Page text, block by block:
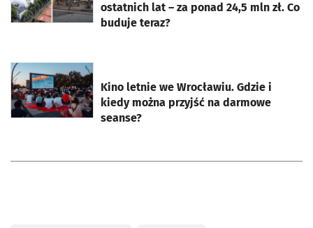
ostatnich lat – za ponad 24,5 mln zł. Co
buduje teraz?
Kino letnie we Wrocławiu. Gdzie i
kiedy można przyjść na darmowe
seanse?
otworzy się w nowej karcie